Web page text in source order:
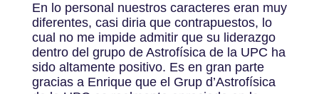
En lo personal nuestros caracteres eran muy
diferentes, casi diria que contrapuestos, lo
cual no me impide admitir que su liderazgo
dentro del grupo de Astrofísica de la UPC ha
sido altamente positivo. Es en gran parte
gracias a Enrique que el Grup d’Astrofísica